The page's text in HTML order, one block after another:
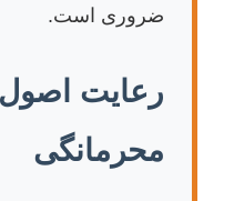
ضروری است.
رعایت
محرمانگی